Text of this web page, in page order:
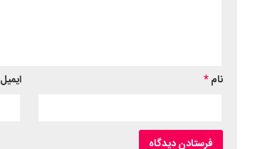
نام* ایمیل